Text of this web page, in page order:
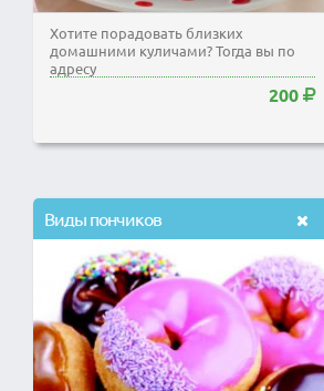
Хотите порадовать близких
домашними куличами? Тогда вы по
адресу
200
Виды пончиков